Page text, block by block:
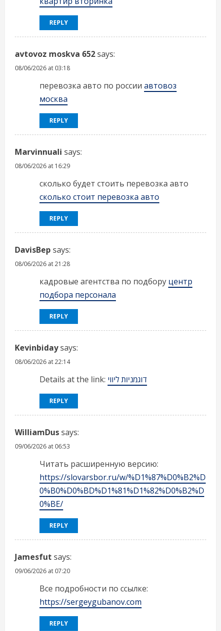
REPLY
avtovoz moskva 652says:
08/06/2026 at 03:18
перевозка авто по россии автовоз
москва
REPLY
Marvinnuali says:
08/06/2026 at 16:29
сколько будет стоить перевозка авто
сколько стоит перевозка авто
REPLY
DavisBep says:
08/06/2026 at 21:28
кадровые агентства по подбору центр
подбора персонала
REPLY
Kevinbidaysays:
08/06/2026 at 22:14
Details at the link: דוגמניות ליווי
REPLY
WilliamDussays:
09/06/2026 at 06:53
Читать расширенную версию:
https://slovarsbor.ru/w/%D1%87%D0%B2%D
0%B0%D0%BD%D1%81%D1%82%D0%B2%D
0%BE/
REPLY
Jamesfut says:
09/06/2026 at 07:20
Все подробности по ссылке:
https://sergeygubanov.com
REPLY